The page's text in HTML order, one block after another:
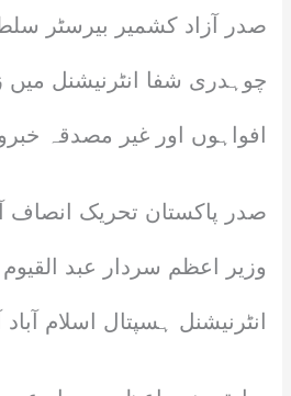
صدر آزاد کشمیر بیرسٹر
چوہدری شفا انٹرنیشنل میں
افواہوں اور غیر مصدقہ
صدر پاکستان تحریک انصاف
وزیر اعظم سردار عبد
انٹرنیشنل ہسپتال اسلام آباد